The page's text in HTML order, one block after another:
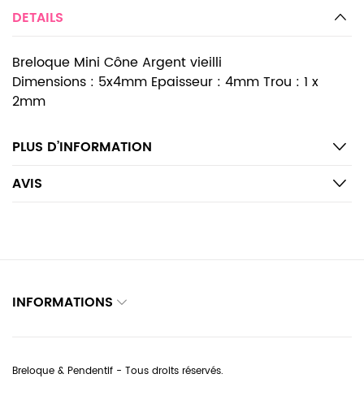
DETAILS
Breloque Mini Cône Argent vieilli
Dimensions : 5x4mm Epaisseur : 4mm Trou : 1 x
2mm
PLUS D’INFORMATION
AVIS
INFORMATIONS
Breloque & Pendentif - Tous droits réservés.